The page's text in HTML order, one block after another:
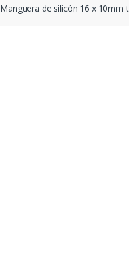
Manguera de silicón 16 x 10mm